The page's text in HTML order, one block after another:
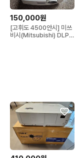
150,000원
[고휘도 4500안시] 미쓰
비시(Mitsubishi) DLP